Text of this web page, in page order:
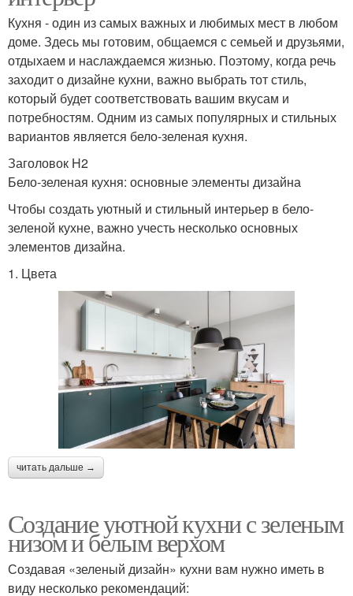
Кухня - один из самых важных и любимых мест в любом
доме. Здесь мы готовим, общаемся с семьей и друзьями,
отдыхаем и наслаждаемся жизнью. Поэтому, когда речь
заходит о дизайне кухни, важно выбрать тот стиль,
который будет соответствовать вашим вкусам и
потребностям. Одним из самых популярных и стильных
вариантов является бело-зеленая кухня.
Заголовок H2
Бело-зеленая кухня: основные элементы дизайна
Чтобы создать уютный и стильный интерьер в бело-
зеленой кухне, важно учесть несколько основных
элементов дизайна.
1. Цвета
читать дальше →
Создание уютной кухни с зеленым
низом и белым верхом
Создавая «зеленый дизайн» кухни вам нужно иметь в
виду несколько рекомендаций: